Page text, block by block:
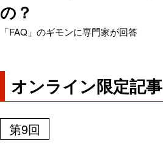
の？
「FAQ」のギモンに専門家が回答
オンライン限定記事
第9回